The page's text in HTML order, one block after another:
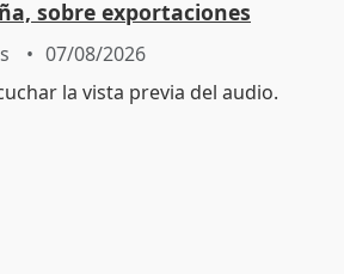
sobre exportaciones
07/08/2026